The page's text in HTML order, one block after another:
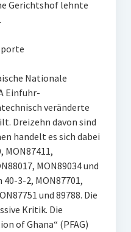
Gerichtshof lehnte
Nationale
Einfuhr-
veränderte
Dreizehn davon sind
handelt es sich dabei
MON87411,
MON89034 und
3-2, MON87701,
und 89788. Die
Kritik. Die
of Ghana“ (PFAG)